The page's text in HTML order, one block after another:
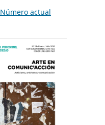
Número actual